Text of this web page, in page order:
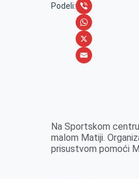
Podeli:c
e
b
o
e
s
s
e
L
i
n
k
V
i
b
W
h
p
p
X
l
Na Sportskom centru
malom Matiji.
prisustvom pomoći